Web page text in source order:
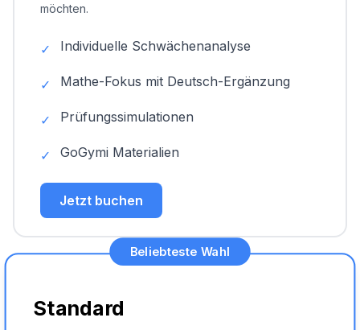
möchten.
✓ Individuelle Schwächenanalyse
✓ Mathe-Fokus mit Deutsch-Ergänzung
✓ Prüfungssimulationen
✓ GoGymi Materialien
Jetzt buchen
Beliebteste Wahl
Standard